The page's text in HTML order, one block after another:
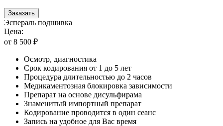
Заказать
Эспераль подшивка
Цена:
от 8 500 ₽
Осмотр, диагностика
Срок кодирования от 1 до 5 лет
Процедура длительностью до 2 часов
Медикаментозная блокировка зависимости
Препарат на основе дисульфирама
Знаменитый импортный препарат
Кодирование проводится в один сеанс
Запись на удобное для Вас время